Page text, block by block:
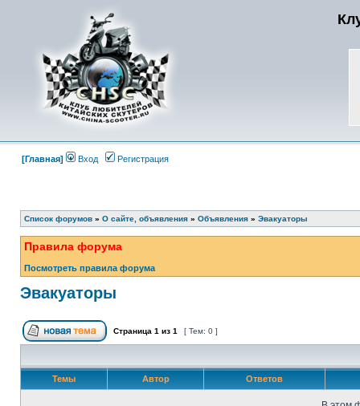
[Главная] Вход Регистрация
Список форумов » О сайте, объявления » Объявления » Эвакуаторы
Правила форума
Посмотреть правила форума
Эвакуаторы
Страница 1 из 1 [ Тем: 0 ]
Темы Автор Ответов